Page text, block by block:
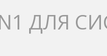
ДЛЯ